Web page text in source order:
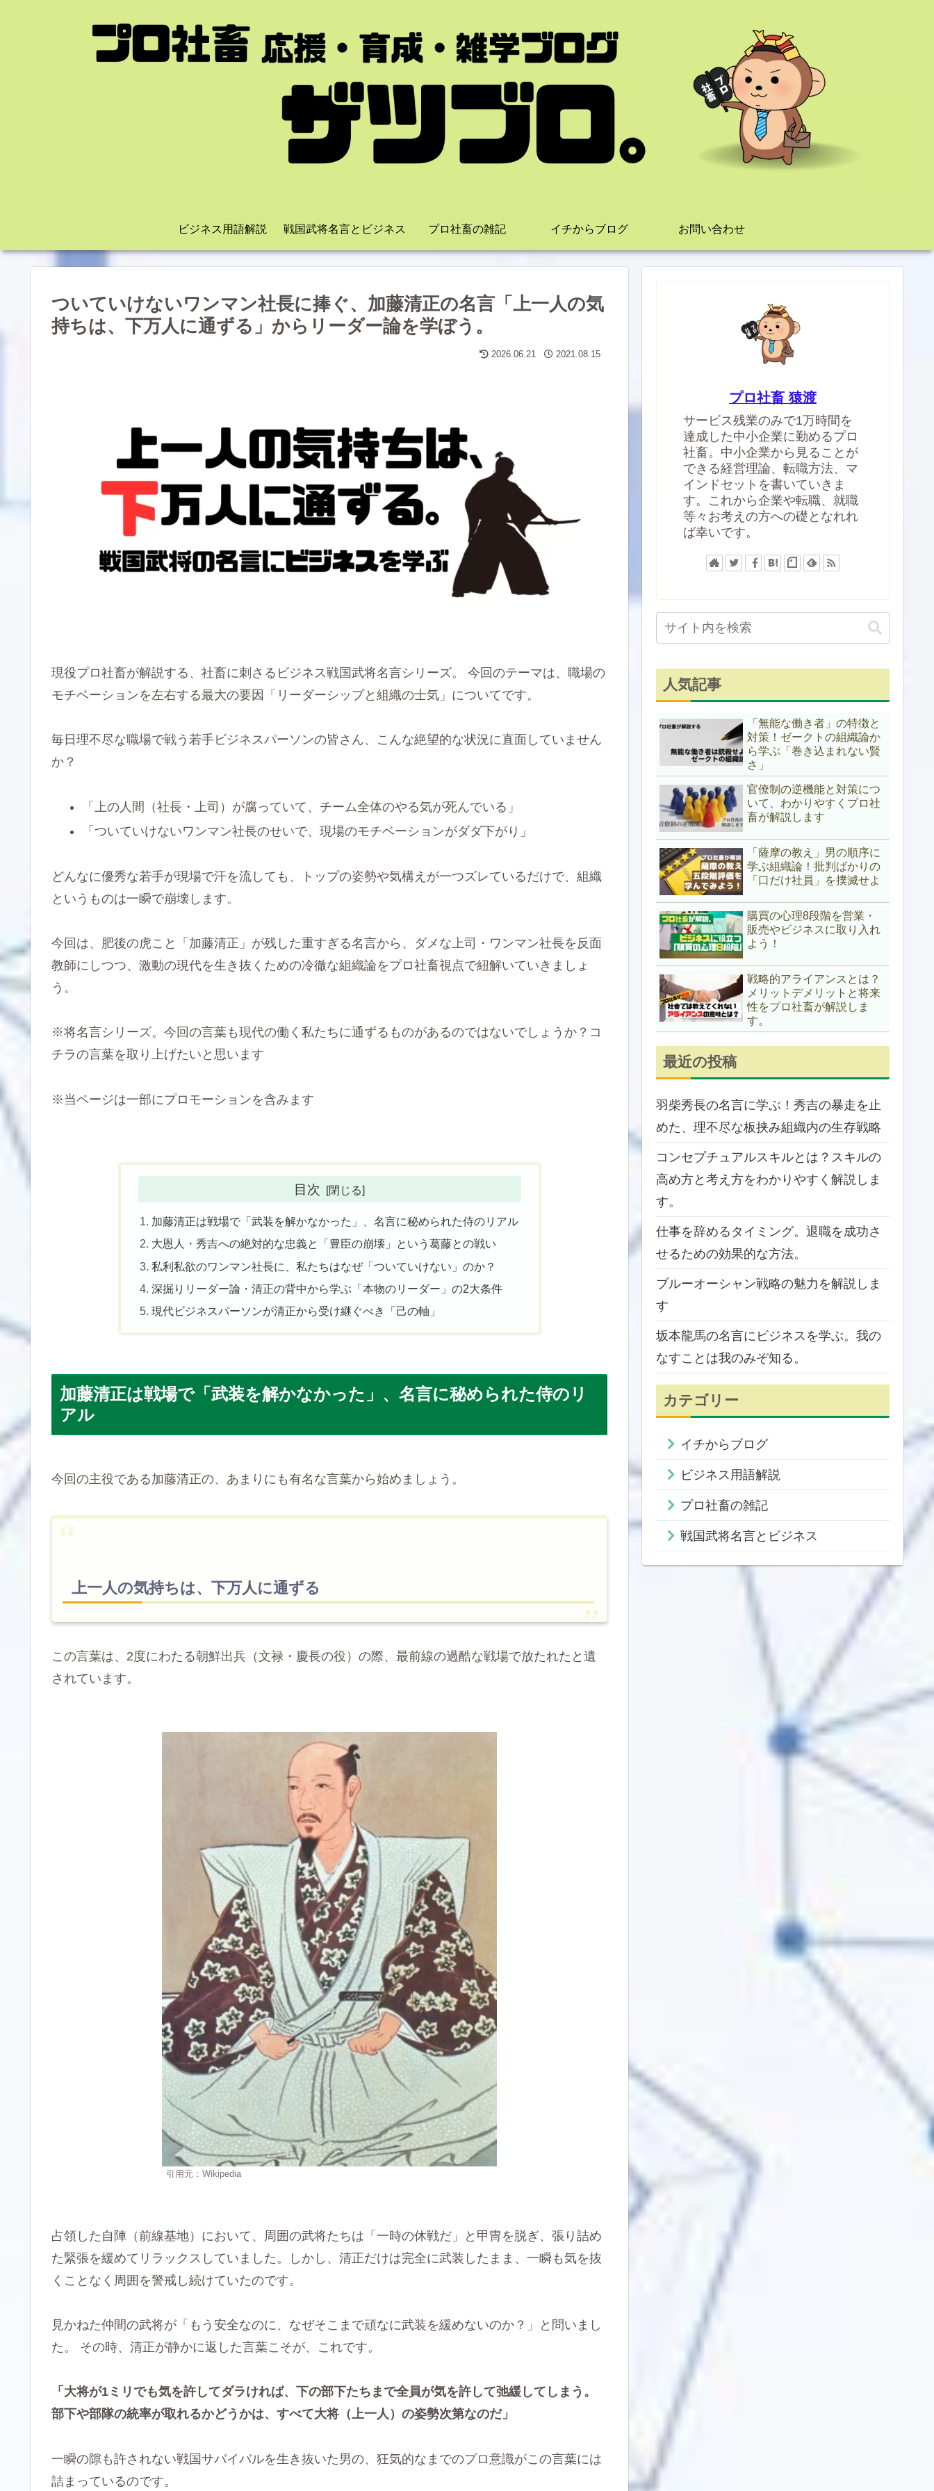
ビジネス用語解説 戦国武将名言とビジネス プロ社畜の雑記 イチからブログ お問い合わせ
ついていけないワンマン社長に捧ぐ、加藤清正の名言「上一人の気
持ちは、下万人に通ずる」からリーダー論を学ぼう。
2026.06.21 2021.08.15
現役プロ社畜が解説する、社畜に刺さるビジネス戦国武将名言シリーズ。 今回のテーマは、職場の
モチベーションを左右する最大の要因「リーダーシップと組織の士気」についてです。
毎日理不尽な職場で戦う若手ビジネスパーソンの皆さん、こんな絶望的な状況に直面していません
か？
「上の人間（社長・上司）が腐っていて、チーム全体のやる気が死んでいる」
「ついていけないワンマン社長のせいで、現場のモチベーションがダダ下がり」
どんなに優秀な若手が現場で汗を流しても、トップの姿勢や気構えが一つズレているだけで、組織
というものは一瞬で崩壊します。
今回は、肥後の虎こと「加藤清正」が残した重すぎる名言から、ダメな上司・ワンマン社長を反面
教師にしつつ、激動の現代を生き抜くための冷徹な組織論をプロ社畜視点で紐解いていきましょ
う。
※将名言シリーズ。今回の言葉も現代の働く私たちに通ずるものがあるのではないでしょうか？コ
チラの言葉を取り上げたいと思います
※当ページは一部にプロモーションを含みます
目次
加藤清正は戦場で「武装を解かなかった」、名言に秘められた侍のリアル
大恩人・秀吉への絶対的な忠義と「豊臣の崩壊」という葛藤との戦い
私利私欲のワンマン社長に、私たちはなぜ「ついていけない」のか？
深掘りリーダー論・清正の背中から学ぶ「本物のリーダー」の2大条件
現代ビジネスパーソンが清正から受け継ぐべき「己の軸」
加藤清正は戦場で「武装を解かなかった」、名言に秘められた侍のリ
アル
今回の主役である加藤清正の、あまりにも有名な言葉から始めましょう。
上一人の気持ちは、下万人に通ずる
この言葉は、2度にわたる朝鮮出兵（文禄・慶長の役）の際、最前線の過酷な戦場で放たれたと遺
されています。
引用元：Wikipedia
占領した自陣（前線基地）において、周囲の武将たちは「一時の休戦だ」と甲冑を脱ぎ、張り詰め
た緊張を緩めてリラックスしていました。しかし、清正だけは完全に武装したまま、一瞬も気を抜
くことなく周囲を警戒し続けていたのです。
見かねた仲間の武将が「もう安全なのに、なぜそこまで頑なに武装を緩めないのか？」と問いまし
た。 その時、清正が静かに返した言葉こそが、これです。
「大将が1ミリでも気を許してダラければ、下の部下たちまで全員が気を許して弛緩してしまう。
部下や部隊の統率が取れるかどうかは、すべて大将（上一人）の姿勢次第なのだ」
一瞬の隙も許されない戦国サバイバルを生き抜いた男の、狂気的なまでのプロ意識がこの言葉には
詰まっているのです。
プロ社畜 猿渡
サービス残業のみで1万時間を
達成した中小企業に勤めるプロ
社畜。中小企業から見ることが
できる経営理論、転職方法、マ
インドセットを書いていきま
す。これから企業や転職、就職
等々お考えの方への礎となれれ
ば幸いです。
人気記事
「無能な働き者」の特徴と
対策！ゼークトの組織論か
ら学ぶ「巻き込まれない賢
さ」
官僚制の逆機能と対策につ
いて、わかりやすくプロ社
畜が解説します
「薩摩の教え」男の順序に
学ぶ組織論！批判ばかりの
「口だけ社員」を撲滅せよ
購買の心理8段階を営業・
販売やビジネスに取り入れ
よう！
戦略的アライアンスとは？
メリットデメリットと将来
性をプロ社畜が解説しま
す。
最近の投稿
羽柴秀長の名言に学ぶ！秀吉の暴走を止
めた、理不尽な板挟み組織内の生存戦略
コンセプチュアルスキルとは？スキルの
高め方と考え方をわかりやすく解説しま
す。
仕事を辞めるタイミング。退職を成功さ
せるための効果的な方法。
ブルーオーシャン戦略の魅力を解説しま
す
坂本龍馬の名言にビジネスを学ぶ。我の
なすことは我のみぞ知る。
カテゴリー
イチからブログ
ビジネス用語解説
プロ社畜の雑記
戦国武将名言とビジネス